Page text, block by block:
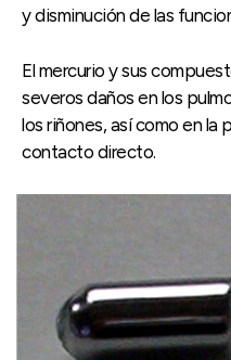
y disminución de las
El mercurio y sus
severos daños en los
los riñones, así como en la
contacto directo.